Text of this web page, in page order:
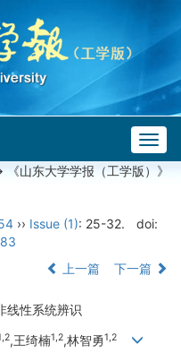
《山东大学学报（工学版）》
›› Issue (1): 25-32.
doi:
上一篇 下一篇
线性系统辨识
,王绮楠1,2,林智勇1,2